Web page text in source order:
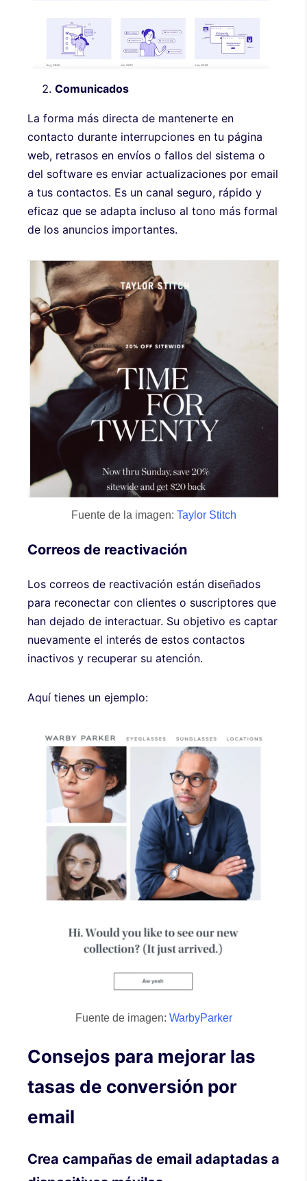
Comunicados
La forma más directa de mantenerte en
contacto durante interrupciones en tu página
web, retrasos en envíos o fallos del sistema o
del software es enviar actualizaciones por email
a tus contactos. Es un canal seguro, rápido y
eficaz que se adapta incluso al tono más formal
de los anuncios importantes.
Fuente de la imagen: Taylor Stitch
Correos de reactivación
Los correos de reactivación están diseñados
para reconectar con clientes o suscriptores que
han dejado de interactuar. Su objetivo es captar
nuevamente el interés de estos contactos
inactivos y recuperar su atención.
Aquí tienes un ejemplo:
Fuente de imagen: WarbyParker
Consejos para mejorar las
tasas de conversión por
email
Crea campañas de email adaptadas a